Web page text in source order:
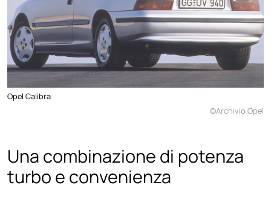
Opel Calibra
©Archivio Opel
Una combinazione di potenza
turbo e convenienza